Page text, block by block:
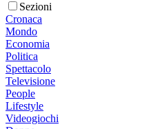
Sezioni
Cronaca
Mondo
Economia
Politica
Spettacolo
Televisione
People
Lifestyle
Videogiochi